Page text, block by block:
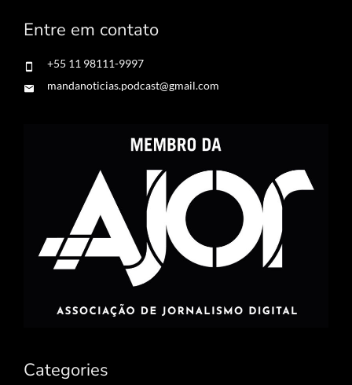
Entre em contato
+55 11 98111-9997
mandanoticias.podcast@gmail.com
Categories